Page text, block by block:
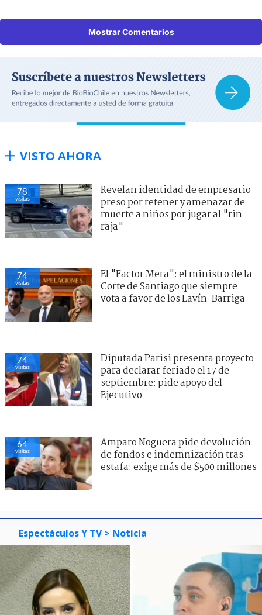
Mostrar Comentarios
VISTO AHORA
78
visitas
Revelan identidad de empresario
preso por retener y amenazar de
muerte a niños por jugar al "rin
raja"
74
visitas
El "Factor Mera": el ministro de la
Corte de Santiago que siempre
vota a favor de los Lavín-Barriga
74
visitas
Diputada Parisi presenta proyecto
para declarar feriado el 17 de
septiembre: pide apoyo del
Ejecutivo
64
visitas
Amparo Noguera pide devolución
de fondos e indemnización tras
estafa: exige más de $500 millones
Espectáculos Y TV > Noticia